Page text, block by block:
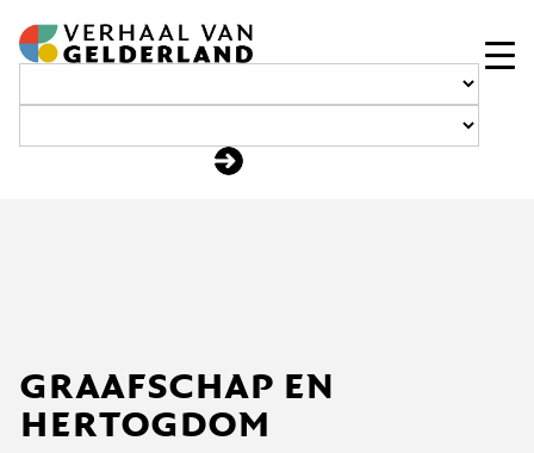
naar
de
inhoud
graafschap en
hertogdom